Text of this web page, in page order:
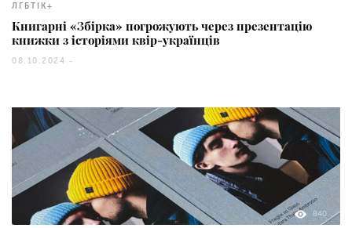
ЛГБТІК+
Книгарні «Збірка» погрожують через презентацію
книжки з історіями квір-українців
08.10.2024 -
840